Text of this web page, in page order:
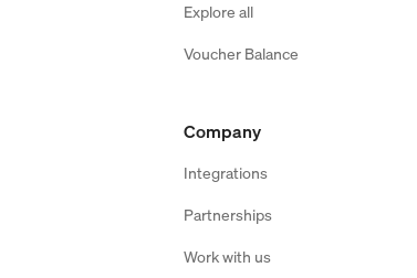
Explore all
Voucher Balance
Company
Integrations
Partnerships
Work with us